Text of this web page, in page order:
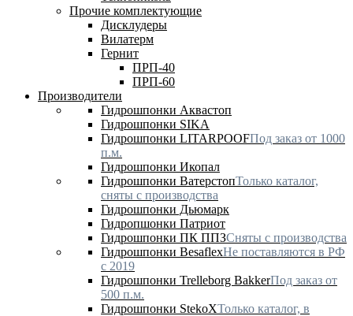
Прочие комплектующие
Дисклудеры
Вилатерм
Гернит
ПРП-40
ПРП-60
Производители
Гидрошпонки Аквастоп
Гидрошпонки SIKA
Гидрошпонки LITARPOOFПод заказ от 1000
п.м.
Гидрошпонки Икопал
Гидрошпонки ВатерстопТолько каталог,
сняты с производства
Гидрошпонки Дьюмарк
Гидропшонки Патриот
Гидрошпонки ПК ППЗСняты с производства
Гидрошпонки BesaflexНе поставляются в РФ
с 2019
Гидрошпонки Trelleborg BakkerПод заказ от
500 п.м.
Гидрошпонки StekoXТолько каталог, в